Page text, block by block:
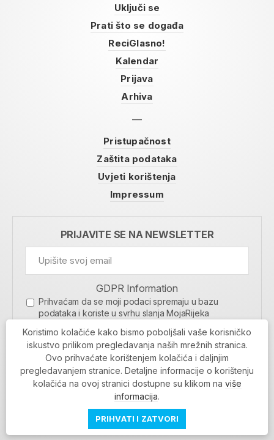
Uključi se
Prati što se događa
ReciGlasno!
Kalendar
Prijava
Arhiva
Pristupačnost
Zaštita podataka
Uvjeti korištenja
Impressum
PRIJAVITE SE NA NEWSLETTER
GDPR Information
Prihvaćam da se moji podaci spremaju u bazu
podataka i koriste u svrhu slanja MojaRijeka
MOJARIJEKA NEWSLETTER
PRIJAVI SE
Povratak na vrh
Koristimo kolačiće kako bismo poboljšali vaše korisničko
iskustvo prilikom pregledavanja naših mrežnih stranica.
Ovo prihvaćate korištenjem kolačića i daljnjim
pregledavanjem stranice. Detaljne informacije o korištenju
kolačića na ovoj stranici dostupne su klikom na više
informacija.
PRIHVATI I ZATVORI